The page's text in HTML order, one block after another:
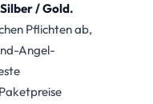
/ Gold.
Pflichten ab,
Angel-